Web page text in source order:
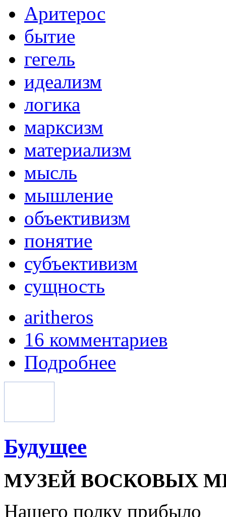
Аритерос
бытие
гегель
идеализм
логика
марксизм
материализм
мысль
мышление
объективизм
понятие
субъективизм
сущность
aritheros
16 комментариев
Подробнее
Будущее
МУЗЕЙ ВОСКОВЫХ
Нашего полку прибыло